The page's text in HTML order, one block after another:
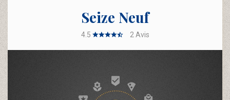
Seize Neuf
4.5 2 Avis